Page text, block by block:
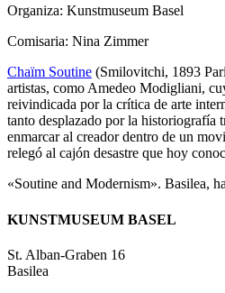
Organiza: Kunstmuseum Basel
Comisaria: Nina Zimmer
Chaïm Soutine (Smilovitchi, 1893
artistas, como Amedeo Modigliani,
reivindicada por la crítica de arte
tanto desplazado por la historiografía
enmarcar al creador dentro de un
relegó al cajón desastre que hoy
«Soutine and Modernism». Basilea,
KUNSTMUSEUM BASEL
St. Alban-Graben 16
Basilea